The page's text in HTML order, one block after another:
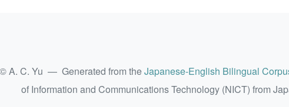
© A. C. Yu — Generated from theJapanese-English Bilingual
of Information and Communications Technology (NICT) from